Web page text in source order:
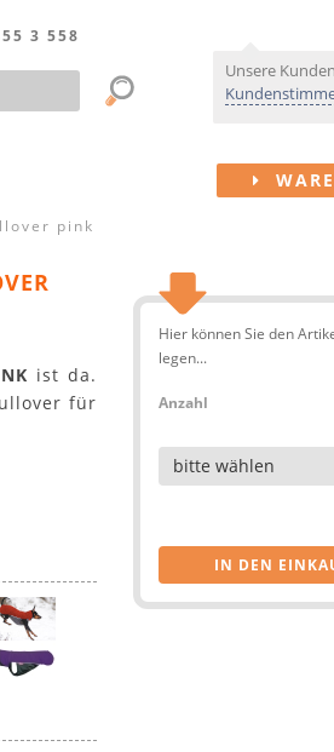
Unsere
3 558
pink
ist da.
für
Hier können Sie den
legen...
Anzahl
Artikel
bitte wählen
IN DEN